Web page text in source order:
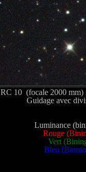
RC 10 (focale 2000 mm)
Guidage avec
Luminance
Rouge
Vert
Bleu